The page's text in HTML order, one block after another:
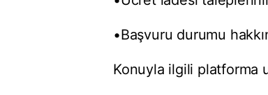
•Başvuru durumu
Konuyla ilgili platforma